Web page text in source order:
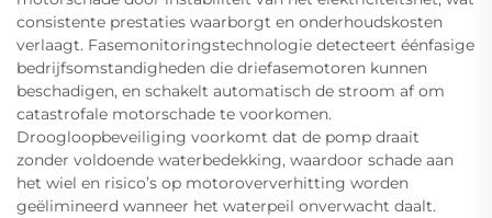
consistente prestaties waarborgt en onderhoudskosten
verlaagt. Fasemonitoringstechnologie detecteert éénfasige
bedrijfsomstandigheden die driefasemotoren kunnen
beschadigen, en schakelt automatisch de stroom af om
catastrofale motorschade te voorkomen.
Droogloopbeveiliging voorkomt dat de pomp draait
zonder voldoende waterbedekking, waardoor schade aan
het wiel en risico’s op motoroververhitting worden
geëlimineerd wanneer het waterpeil onverwacht daalt.